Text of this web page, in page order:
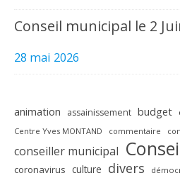
Conseil municipal le 2
28 mai 2026
animation assainissement budget
Centre Yves MONTAND commentaire
conseiller municipal
coronavirus culture divers